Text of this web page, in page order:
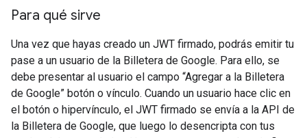
Para qué sirve
Una vez que hayas creado un JWT firmado, podrás emitir tu
pase a un usuario de la Billetera de Google. Para ello, se
debe presentar al usuario el campo “Agregar a la Billetera
de Google” botón o vínculo. Cuando un usuario hace clic en
el botón o hipervínculo, el JWT firmado se envía a la API de
la Billetera de Google, que luego lo desencripta con tus